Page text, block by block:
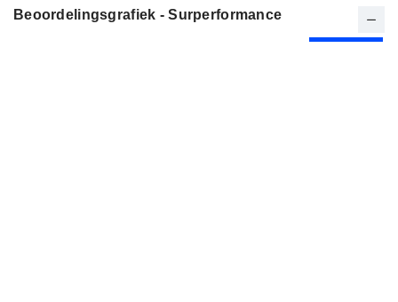
Beoordelingsgrafiek - Surperformance